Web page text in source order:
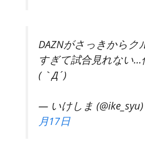
DAZNがさっきからク
すぎて試合見れない…
(｀Д´)
— いけしま (@ike_syu)
月17日